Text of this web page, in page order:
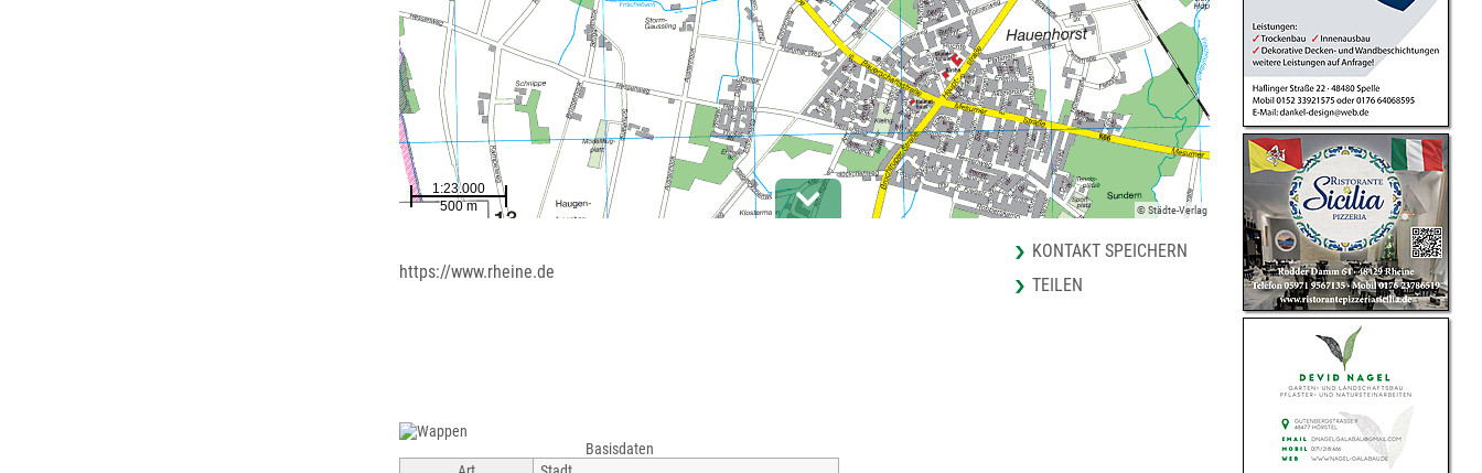
© Städte-Verlag
https://www.rheine.de
KONTAKT SPEICHERN
TEILEN
Basisdaten